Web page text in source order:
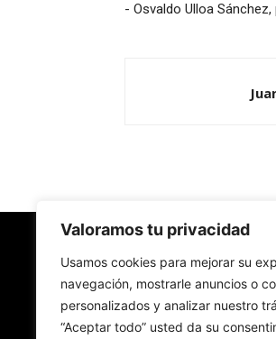
Valoramos tu privacidad
Usamos cookies para mejorar su
navegación, mostrarle anuncios o
personalizados y analizar nuestro
“Aceptar todo” usted da su
- Osvaldo Ulloa
Redes
Una mirada alternativa